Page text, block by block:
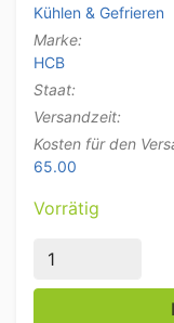
Kühlen & Gefrieren
Marke:
HCB
Staat:
Versandzeit:
Kosten für den
65.00
Vorrätig
HCB Edelstahl-